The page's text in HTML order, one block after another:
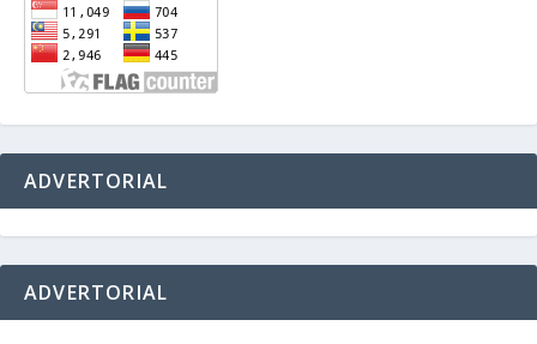
ADVERTORIAL
ADVERTORIAL